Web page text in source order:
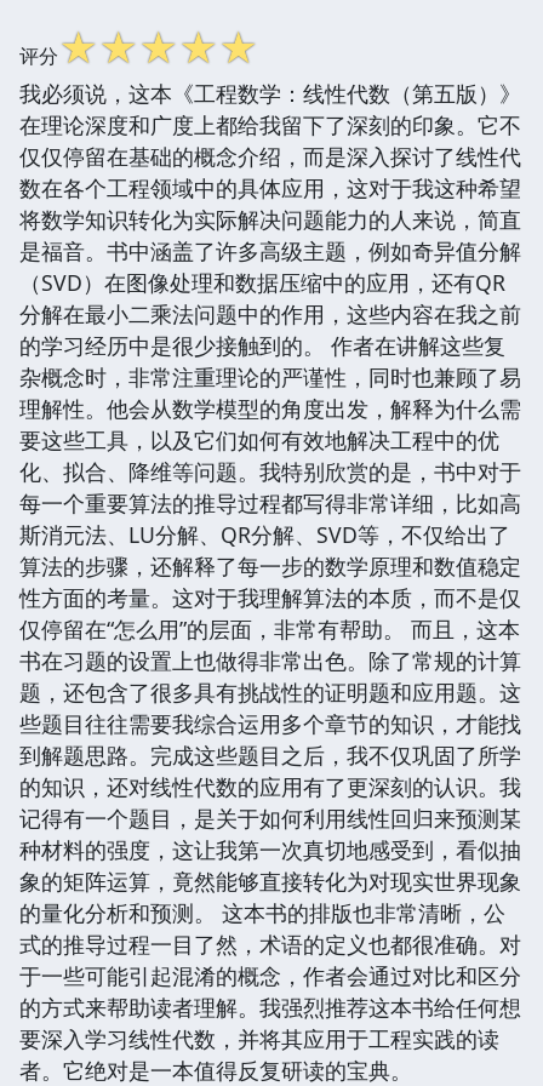
评分☆☆☆☆☆
我必须说，这本《工程数学：线性代数（第五版）》
在理论深度和广度上都给我留下了深刻的印象。它不
仅仅停留在基础的概念介绍，而是深入探讨了线性代
数在各个工程领域中的具体应用，这对于我这种希望
将数学知识转化为实际解决问题能力的人来说，简直
是福音。书中涵盖了许多高级主题，例如奇异值分解
（SVD）在图像处理和数据压缩中的应用，还有QR
分解在最小二乘法问题中的作用，这些内容在我之前
的学习经历中是很少接触到的。 作者在讲解这些复
杂概念时，非常注重理论的严谨性，同时也兼顾了易
理解性。他会从数学模型的角度出发，解释为什么需
要这些工具，以及它们如何有效地解决工程中的优
化、拟合、降维等问题。我特别欣赏的是，书中对于
每一个重要算法的推导过程都写得非常详细，比如高
斯消元法、LU分解、QR分解、SVD等，不仅给出了
算法的步骤，还解释了每一步的数学原理和数值稳定
性方面的考量。这对于我理解算法的本质，而不是仅
仅停留在“怎么用”的层面，非常有帮助。 而且，这本
书在习题的设置上也做得非常出色。除了常规的计算
题，还包含了很多具有挑战性的证明题和应用题。这
些题目往往需要我综合运用多个章节的知识，才能找
到解题思路。完成这些题目之后，我不仅巩固了所学
的知识，还对线性代数的应用有了更深刻的认识。我
记得有一个题目，是关于如何利用线性回归来预测某
种材料的强度，这让我第一次真切地感受到，看似抽
象的矩阵运算，竟然能够直接转化为对现实世界现象
的量化分析和预测。 这本书的排版也非常清晰，公
式的推导过程一目了然，术语的定义也都很准确。对
于一些可能引起混淆的概念，作者会通过对比和区分
的方式来帮助读者理解。我强烈推荐这本书给任何想
要深入学习线性代数，并将其应用于工程实践的读
者。它绝对是一本值得反复研读的宝典。